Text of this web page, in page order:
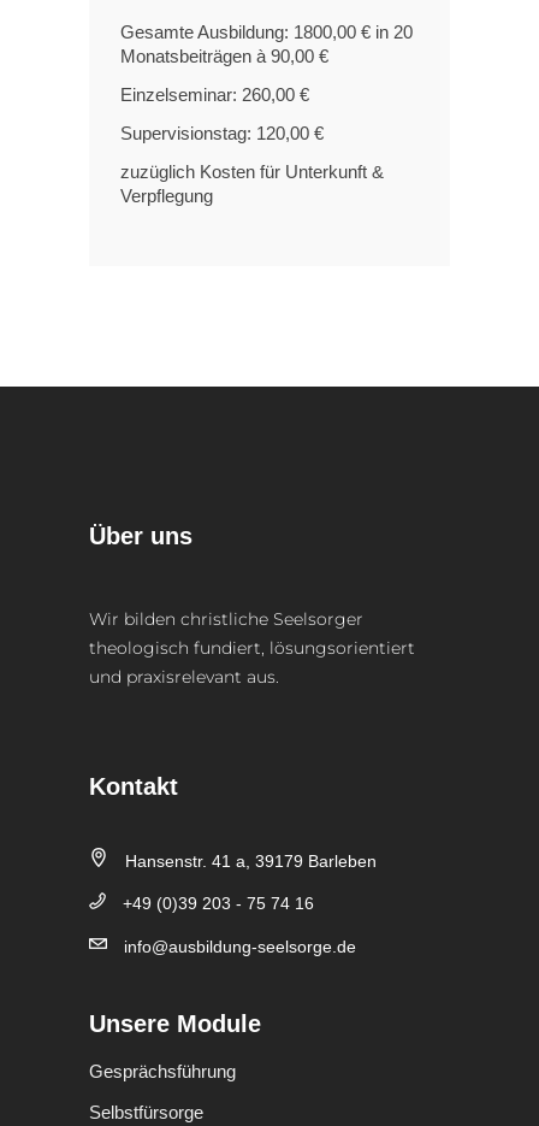
Gesamte Ausbildung: 1800,00 € in 20
Monatsbeiträgen à 90,00 €
Einzelseminar: 260,00 €
Supervisionstag: 120,00 €
zuzüglich Kosten für Unterkunft &
Verpflegung
Über uns
Wir bilden christliche Seelsorger
theologisch fundiert, lösungsorientiert
und praxisrelevant aus.
Kontakt
Hansenstr. 41 a, 39179 Barleben
+49 (0)39 203 - 75 74 16
info@ausbildung-seelsorge.de
Unsere Module
Gesprächsführung
Selbstfürsorge